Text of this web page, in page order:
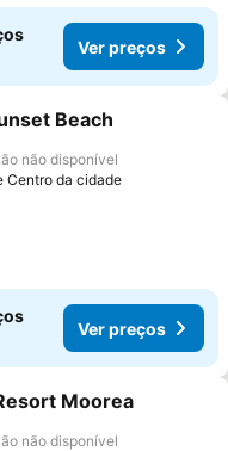
Ver preços
aos favoritos
Beach
não disponível
Centro da cidade
Ver preços
aos favoritos
Moorea
não disponível